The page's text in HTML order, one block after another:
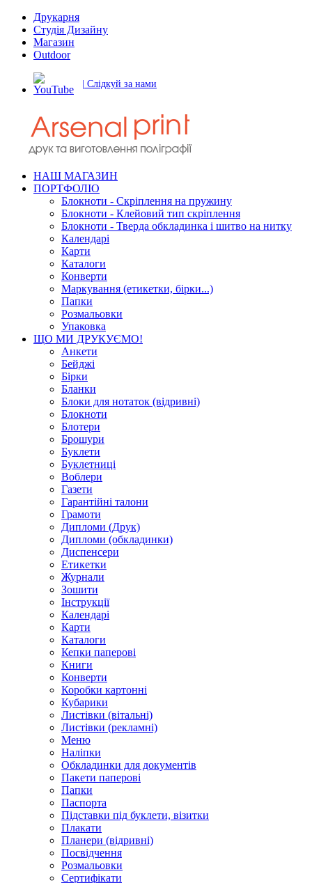
Друкарня
Студія Дизайну
Магазин
Outdoor
| Слідкуй за нами
НАШ МАГАЗИН
ПОРТФОЛІО
Блокноти - Скріплення на пружину
Блокноти - Клейовий тип скріплення
Блокноти - Тверда обкладинка і шитво на нитку
Календарі
Карти
Каталоги
Конверти
Маркування (етикетки, бірки...)
Папки
Розмальовки
Упаковка
ЩО МИ ДРУКУЄМО!
Анкети
Бейджі
Бірки
Бланки
Блоки для нотаток (відривні)
Блокноти
Блотери
Брошури
Буклети
Буклетниці
Воблери
Газети
Гарантійні талони
Грамоти
Дипломи (Друк)
Дипломи (обкладинки)
Диспенсери
Етикетки
Журнали
Зошити
Інструкції
Календарі
Карти
Каталоги
Кепки паперові
Книги
Конверти
Коробки картонні
Кубарики
Листівки (вітальні)
Листівки (рекламні)
Меню
Наліпки
Обкладинки для документів
Пакети паперові
Папки
Паспорта
Підставки під буклети, візитки
Плакати
Планери (відривні)
Посвідчення
Розмальовки
Сертифікати